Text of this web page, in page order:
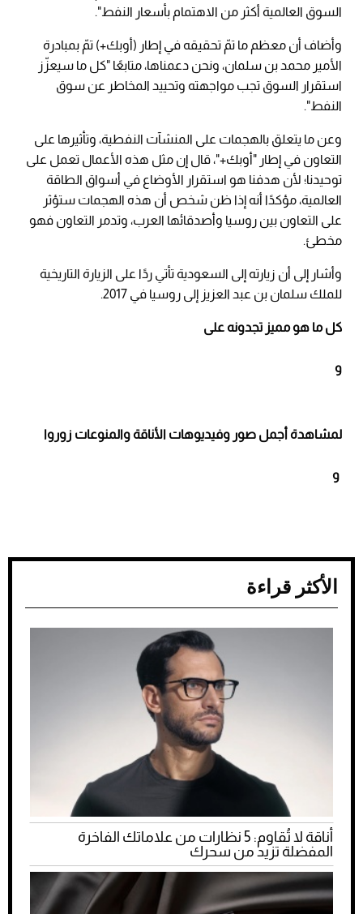
السوق العالمية أكثر من الاهتمام بأسعار النفط".
وأضاف أن معظم ما تمّ تحقيقه في إطار (أوبك+) تمّ بمبادرة
الأمير محمد بن سلمان، ونحن دعمناها، متابعًا "كل ما سيعزّز
استقرار السوق تجب مواجهته وتحييد المخاطر عن سوق
النفط".
وعن ما يتعلق بالهجمات على المنشآت النفطية، وتأثيرها على
التعاون في إطار "أوبك+"، قال إن مثل هذه الأعمال تعمل على
توحيدنا؛ لأن هدفنا هو استقرار الأوضاع في أسواق الطاقة
العالمية، مؤكدًا أنه إذا ظن شخص أن هذه الهجمات ستؤثر
على التعاون بين روسيا وأصدقائها العرب، وتدمر التعاون فهو
مخطئ.
وأشار إلى أن زيارته إلى السعودية تأتي ردًا على الزيارة التاريخية
للملك سلمان بن عبد العزيز إلى روسيا في 2017.
كل ما هو مميز تجدونه على
و
لمشاهدة أجمل صور وفيديوهات الأناقة والمنوعات زوروا
و
الأكثر قراءة
أناقة لا تُقاوم: 5 نظارات من علاماتك الفاخرة
المفضلة تزيد من سحرك